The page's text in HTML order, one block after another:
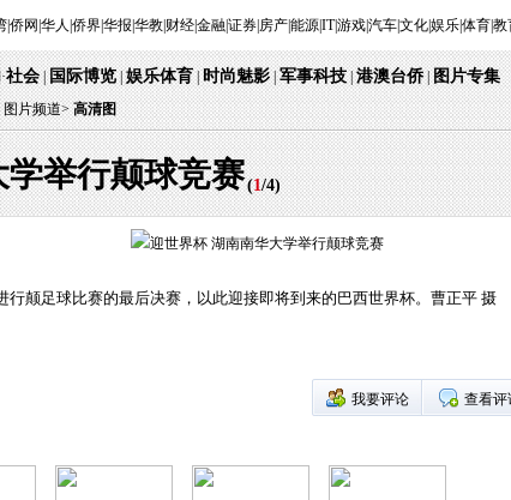
|侨网 华人 侨界|华报 华教| 财经|金融|证券| 房产|能源|IT|游戏|汽车|文化|娱乐|体育|教
·社会|国际博览|娱乐体育|时尚魅影|军事科技|港澳台侨|图片专集
图片频道> 高清图
举行颠球竞赛(1/4)
行颠足球比赛的最后决赛，以此迎接即将到来的巴西世界杯。曹正平 摄
我要评论 查看评